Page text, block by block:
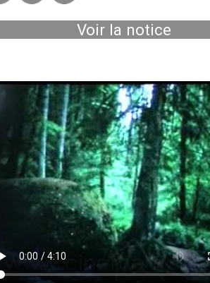
Voir la notice